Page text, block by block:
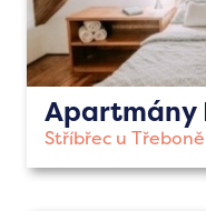
Apartmány
Stříbřec u Třeboně